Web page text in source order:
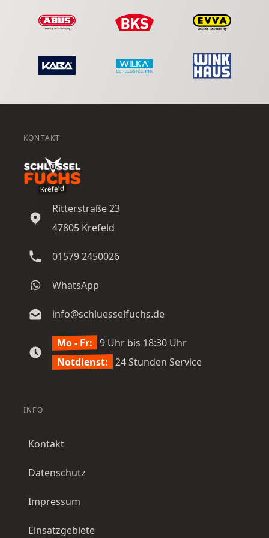
KONTAKT
Krefeld
Ritterstraße 23
47805 Krefeld
01579 2450026
WhatsApp
info@schluesselfuchs.de
Mo - Fr: 9 Uhr bis 18:30 Uhr
Notdienst: 24 Stunden Service
INFO
Kontakt
Datenschutz
Impressum
Einsatzgebiete